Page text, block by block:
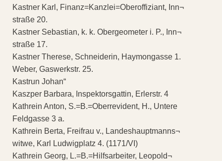
Kastner Karl, Finanz=Kanzlei=Oberoffiziant, Inn¬
straße 20.
Kastner Sebastian, k. k. Obergeometer i. P., Inn¬
straße 17.
Kastner Therese, Schneiderin, Haymongasse 1.
Weber, Gaswerkstr. 25.
Kastrun Johan“
Kaszper Barbara, Inspektorsgattin, Erlerstr. 4
Kathrein Anton, S.=B.=Oberrevident, H., Untere
Feldgasse 3 a.
Kathrein Berta, Freifrau v., Landeshauptmanns¬
witwe, Karl Ludwigplatz 4. (1171/VI)
Kathrein Georg, L.=B.=Hilfsarbeiter, Leopold¬